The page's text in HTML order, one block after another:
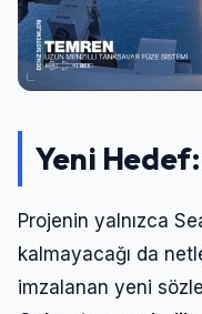
Yeni
Projenin yalnızca
kalmayacağı da
imzalanan yeni